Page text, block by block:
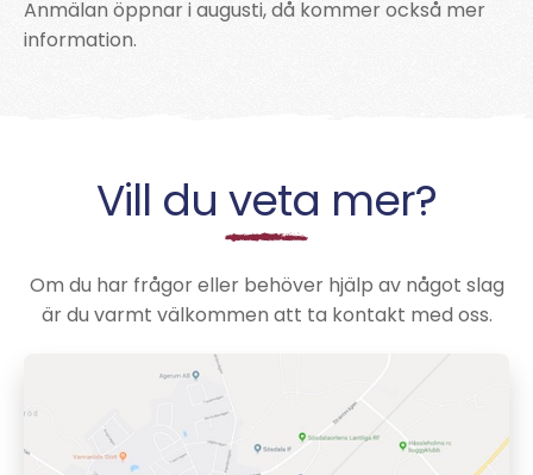
Anmälan öppnar i augusti, då kommer också mer
information.
Vill du veta mer?
Om du har frågor eller behöver hjälp av något slag
är du varmt välkommen att ta kontakt med oss.